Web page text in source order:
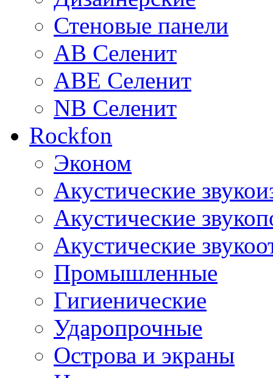
Стеновые панели
AB Селенит
ABE Селенит
NB Селенит
Rockfon
Эконом
Акустические
Акустические
Акустические
Промышленные
Гигиенические
Ударопрочные
Острова и экраны